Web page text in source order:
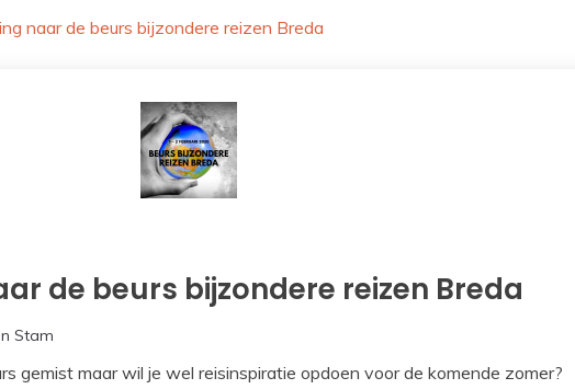
naar de beurs bijzondere reizen Breda
de beurs bijzondere reizen Breda
Stam
gemist maar wil je wel reisinspiratie opdoen voor de komende zomer?